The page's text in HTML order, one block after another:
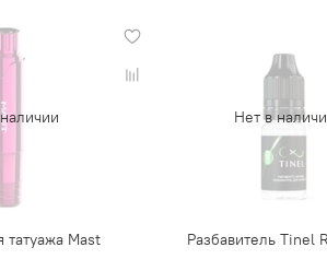
Mast
Нет в
Разбавитель Tinel R